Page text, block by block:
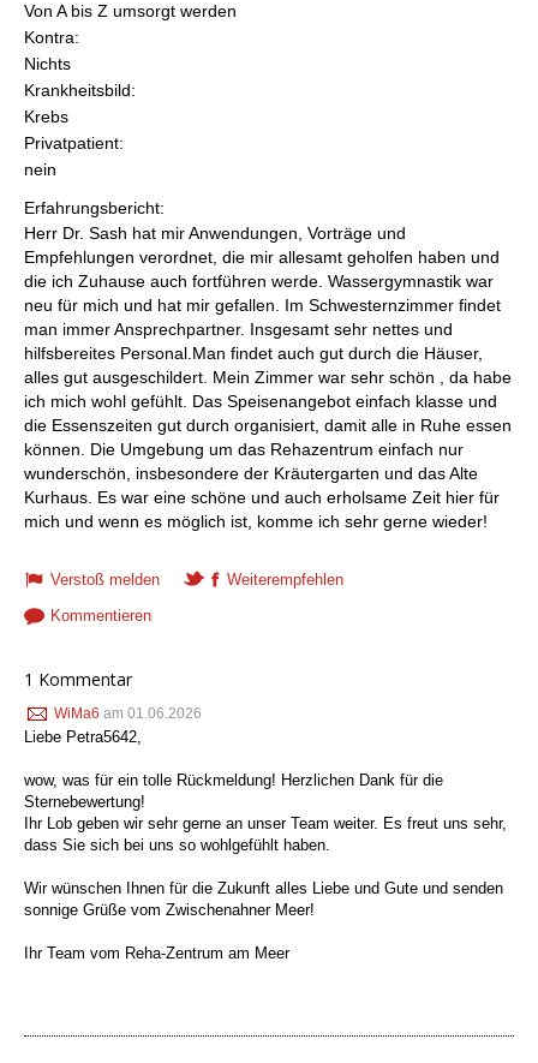
Von A bis Z umsorgt werden
Kontra:
Nichts
Krankheitsbild:
Krebs
Privatpatient:
nein
Erfahrungsbericht:
Herr Dr. Sash hat mir Anwendungen, Vorträge und
Empfehlungen verordnet, die mir allesamt geholfen haben und
die ich Zuhause auch fortführen werde. Wassergymnastik war
neu für mich und hat mir gefallen. Im Schwesternzimmer findet
man immer Ansprechpartner. Insgesamt sehr nettes und
hilfsbereites Personal.Man findet auch gut durch die Häuser,
alles gut ausgeschildert. Mein Zimmer war sehr schön , da habe
ich mich wohl gefühlt. Das Speisenangebot einfach klasse und
die Essenszeiten gut durch organisiert, damit alle in Ruhe essen
können. Die Umgebung um das Rehazentrum einfach nur
wunderschön, insbesondere der Kräutergarten und das Alte
Kurhaus. Es war eine schöne und auch erholsame Zeit hier für
mich und wenn es möglich ist, komme ich sehr gerne wieder!
Verstoß melden
Weiterempfehlen
Kommentieren
1 Kommentar
WiMa6 am 01.06.2026
Liebe Petra5642,
wow, was für ein tolle Rückmeldung! Herzlichen Dank für die
Sternebewertung!
Ihr Lob geben wir sehr gerne an unser Team weiter. Es freut uns sehr,
dass Sie sich bei uns so wohlgefühlt haben.
Wir wünschen Ihnen für die Zukunft alles Liebe und Gute und senden
sonnige Grüße vom Zwischenahner Meer!
Ihr Team vom Reha-Zentrum am Meer